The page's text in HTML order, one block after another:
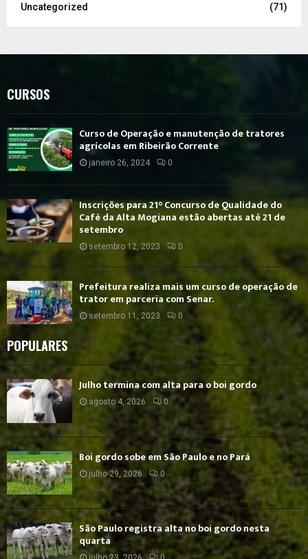
Uncategorized
(71)
CURSOS
Curso de Operação e manutenção de tratores
agrícolas em Ribeirão Corrente
janeiro 26, 2024 0
Inscrições para 21° Concurso de Qualidade do
Café da Alta Mogiana estão abertas até 21 de
setembro
setembro 12, 2023 0
Prefeitura realiza mais um curso de operação de
trator em parceria com Senar.
setembro 11, 2023 0
POPULARES
Julho termina com alta para o boi gordo
agosto 4, 2026 0
Boi gordo sobe em São Paulo e no Pará
julho 29, 2026 0
São Paulo registra alta no boi gordo nesta
quarta